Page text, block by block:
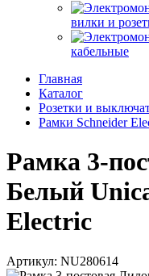
вилки и
кабельные
Главная
Каталог
Розетки и
Рамки Schneider
Рамка 3-
Белый
Electric
Артикул: NU280614